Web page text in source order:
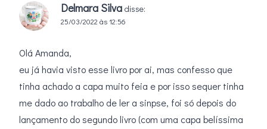
Delmara Silva disse:
25/03/2022 às 12:56
Olá Amanda,
eu já havia visto esse livro por ai, mas confesso que
tinha achado a capa muito feia e por isso sequer tinha
me dado ao trabalho de ler a sinpse, foi só depois do
lançamento do segundo livro (com uma capa belíssima